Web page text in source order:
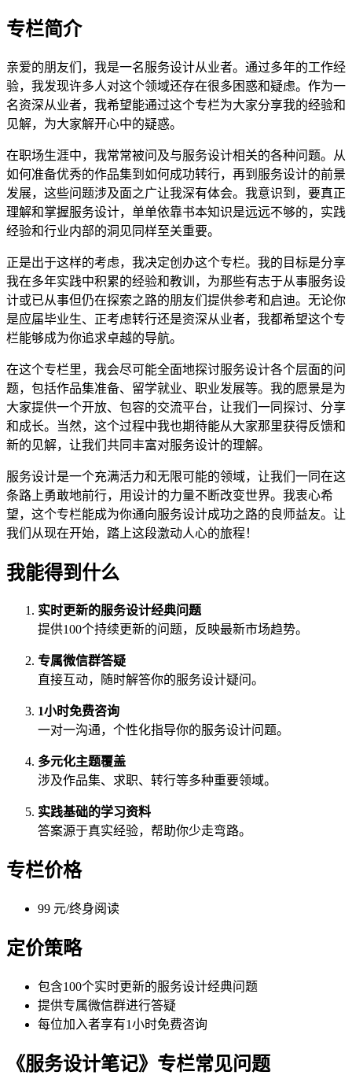
专栏简介
亲爱的朋友们，我是一名服务设计从业者。通过多年的工作经
验，我发现许多人对这个领域还存在很多困惑和疑虑。作为一
名资深从业者，我希望能通过这个专栏为大家分享我的经验和
见解，为大家解开心中的疑惑。
在职场生涯中，我常常被问及与服务设计相关的各种问题。从
如何准备优秀的作品集到如何成功转行，再到服务设计的前景
发展，这些问题涉及面之广让我深有体会。我意识到，要真正
理解和掌握服务设计，单单依靠书本知识是远远不够的，实践
经验和行业内部的洞见同样至关重要。
正是出于这样的考虑，我决定创办这个专栏。我的目标是分享
我在多年实践中积累的经验和教训，为那些有志于从事服务设
计或已从事但仍在探索之路的朋友们提供参考和启迪。无论你
是应届毕业生、正考虑转行还是资深从业者，我都希望这个专
栏能够成为你追求卓越的导航。
在这个专栏里，我会尽可能全面地探讨服务设计各个层面的问
题，包括作品集准备、留学就业、职业发展等。我的愿景是为
大家提供一个开放、包容的交流平台，让我们一同探讨、分享
和成长。当然，这个过程中我也期待能从大家那里获得反馈和
新的见解，让我们共同丰富对服务设计的理解。
服务设计是一个充满活力和无限可能的领域，让我们一同在这
条路上勇敢地前行，用设计的力量不断改变世界。我衷心希
望，这个专栏能成为你通向服务设计成功之路的良师益友。让
我们从现在开始，踏上这段激动人心的旅程！
我能得到什么
实时更新的服务设计经典问题
提供100个持续更新的问题，反映最新市场趋势。
专属微信群答疑
直接互动，随时解答你的服务设计疑问。
1小时免费咨询
一对一沟通，个性化指导你的服务设计问题。
多元化主题覆盖
涉及作品集、求职、转行等多种重要领域。
实践基础的学习资料
答案源于真实经验，帮助你少走弯路。
专栏价格
99 元/终身阅读
定价策略
包含100个实时更新的服务设计经典问题
提供专属微信群进行答疑
每位加入者享有1小时免费咨询
《服务设计笔记》专栏常见问题